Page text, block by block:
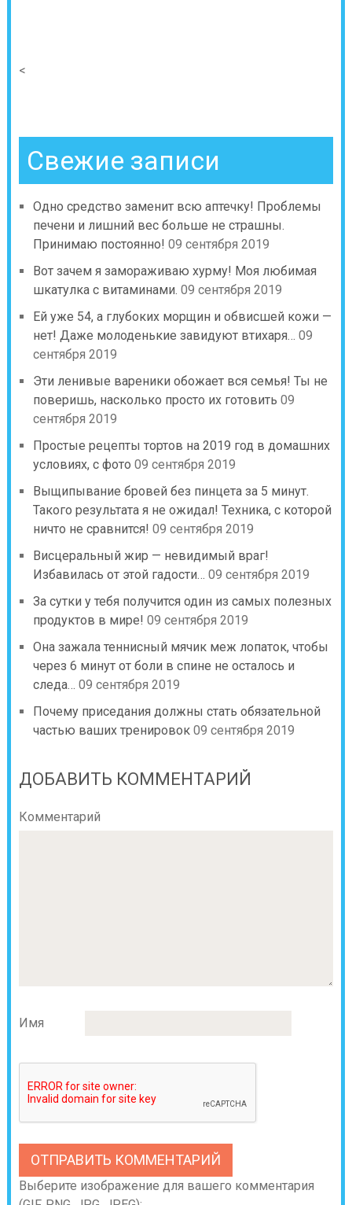
<
Свежие записи
Одно средство заменит всю аптечку! Проблемы
печени и лишний вес больше не страшны.
Принимаю постоянно! 09 сентября 2019
Вот зачем я замораживаю хурму! Моя любимая
шкатулка с витаминами. 09 сентября 2019
Ей уже 54, а глубоких морщин и обвисшей кожи —
нет! Даже молоденькие завидуют втихаря… 09
сентября 2019
Эти ленивые вареники обожает вся семья! Ты не
поверишь, насколько просто их готовить 09
сентября 2019
Простые рецепты тортов на 2019 год в домашних
условиях, с фото 09 сентября 2019
Выщипывание бровей без пинцета за 5 минут.
Такого результата я не ожидал! Техника, с которой
ничто не сравнится! 09 сентября 2019
Висцеральный жир — невидимый враг!
Избавилась от этой гадости… 09 сентября 2019
За сутки у тебя получится один из самых полезных
продуктов в мире! 09 сентября 2019
Она зажала теннисный мячик меж лопаток, чтобы
через 6 минут от боли в спине не осталось и
следа… 09 сентября 2019
Почему приседания должны стать обязательной
частью ваших тренировок 09 сентября 2019
ДОБАВИТЬ КОММЕНТАРИЙ
Комментарий
Имя
Выберите изображение для вашего комментария